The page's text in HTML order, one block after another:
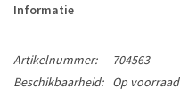
Informatie
Artikelnummer:
704563
Beschikbaarheid:
Op voorraad